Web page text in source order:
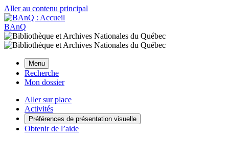
Aller au contenu principal
BAnQ
Menu
Recherche
Mon dossier
Aller sur place
Activités
Préférences de présentation visuelle
Obtenir de l’aide